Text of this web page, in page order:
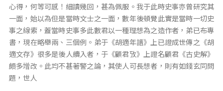
心得，何等可感！細讀幾回，甚為佩服。我于此時史事亦曾研究其
一面，始以為但是當時文士之一面，數年後頓覺此實是當時一切史
事之線索，蓋當時史事多此數君以一種理想為之造作者，弟已布專
書，現在略舉兩、三個例。弟于《胡適年譜》上已證成世傳之《胡
適文存》很多是後人續入者，于《顧君攷》上證名顧君《古史解》
頗多增改。此均不甚著警之論，其使人可長想者，則有如錢玄同問
題，世人